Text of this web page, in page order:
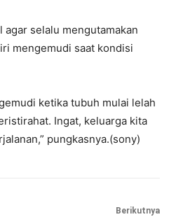
selalu mengutamakan
mengemudi saat kondisi
ketika tubuh mulai lelah
Ingat, keluarga kita
pungkasnya.(sony)
Berikutnya